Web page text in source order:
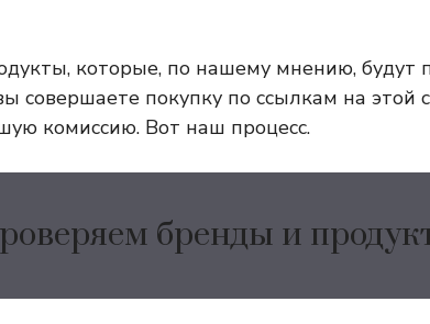
которые, по нашему мнению, будут
совершаете покупку по ссылкам на
комиссию. Вот наш процесс.
бренды и